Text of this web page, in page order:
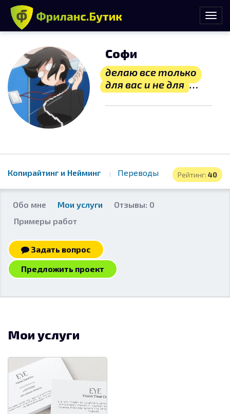
Софи
делаю все только
для вас и не для
кого больше
Рейтинг: 40
Копирайтинг и Нейминг Переводы
Обо мне Мои услуги
Отзывы: 0
Примеры работ
Задать вопрос
Предложить проект
Мои услуги